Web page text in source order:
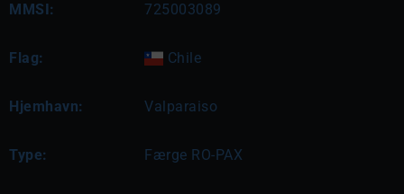
MMSI: 725003089
Flag: Chile
Hjemhavn: Valparaiso
Type: Færge RO-PAX